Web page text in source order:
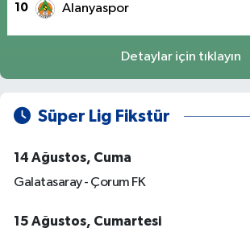
10 Alanyaspor
Detaylar için tıklayın
Süper Lig Fikstür
14 Ağustos, Cuma
Galatasaray - Çorum FK
15 Ağustos, Cumartesi